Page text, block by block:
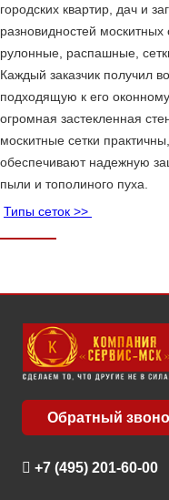
городских квартир, дач и
разновидностей
рулонные, распашные,
Каждый заказчик получил
подходящую к его
огромная застекленная
москитные сетки
обеспечивают надежную
пыли и тополиного пуха.
Типы сеток >>
Обратный
+7 (495) 201-60-00